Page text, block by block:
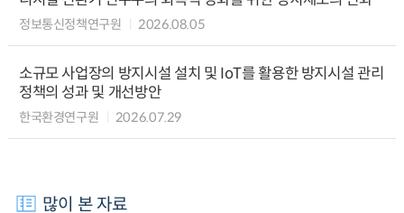
정보통신정책연구원 2026.08.05
소규모 사업장의 방지시설 설치 및 IoT를 활용한 방지시설 관리
정책의 성과 및 개선방안
한국환경연구원 2026.07.29
많이 본 자료